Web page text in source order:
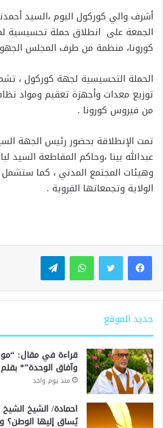
أشرف والي كوركول اليوم ،السيد
الجمعة على انطلاق حملة تحسيسية
كورونا، منظمة من طرف المجلس
الحملة التحسيسية لجهة كوركول ،
توزيع معدات وأجهزة تعقيم ومواد
من فيروس كورونا .
تمت الإنطلاقة بحضور رئيس الجهة
عبدالله بينا ،وحاكم المقاطعة السيد
وهيئات المجتمع المدني ، كما ستشمل
الولاية وتجمعاتها القروية .
واتساب تيلقرام
جديد الموقع
قراءة في مقال:
وآفاق الوحدة”*
منذ يوم واحد
احمادة/ الشيخ
يُساق إليها الوطن؟